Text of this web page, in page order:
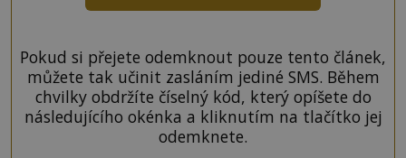
Pokud si přejete odemknout pouze tento článek,
můžete tak učinit zasláním jediné SMS. Během
chvilky obdržíte číselný kód, který opíšete do
následujícího okénka a kliknutím na tlačítko jej
odemknete.